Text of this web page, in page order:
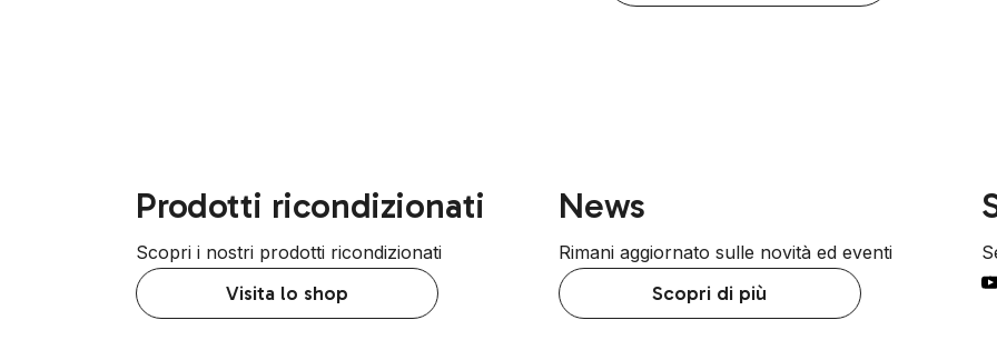
Prodotti ricondizionati
Scopri i nostri prodotti ricondizionati
Visita lo shop
News
Rimani aggiornato sulle novità ed eventi
Scopri di più